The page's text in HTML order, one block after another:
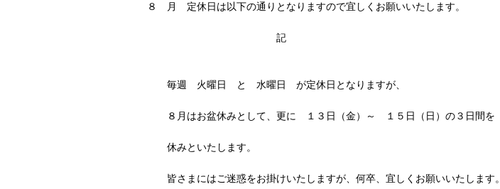
８ 月 定休日は以下の通りとなりますので宜しくお願いいたします。
記
毎週 火曜日 と 水曜日 が定休日となりますが、
８月はお盆休みとして、更に １３日（金）～ １５日（日）の３日間を
休みといたします。
皆さまにはご迷惑をお掛けいたしますが、何卒、宜しくお願いいたします。